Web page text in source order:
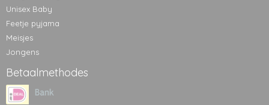
Unisex Baby
Feetje pyjama
Meisjes
Jongens
Betaalmethodes